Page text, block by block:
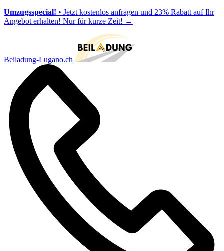
Umzugsspecial! • Jetzt kostenlos anfragen und 23% Rabatt auf Ihr
Angebot erhalten! Nur für kurze Zeit! →
Beiladung-Lugano.ch